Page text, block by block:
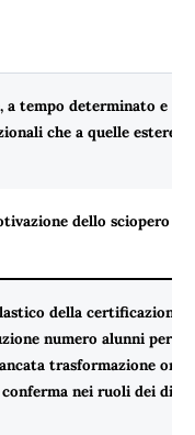
a tempo determinato e
che a quelle estere
dello sciopero
della certificazione
numero alunni per
trasformazione
nei ruoli dei